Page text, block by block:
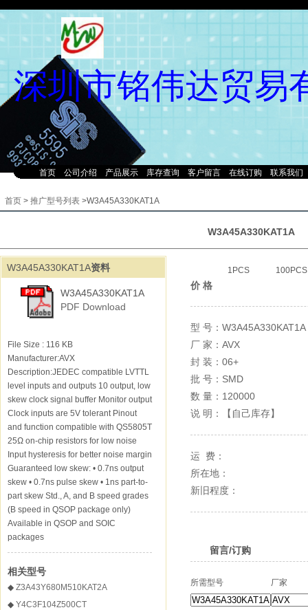
首页 公司介绍 产品展示 库存查询 客户留言 在线订购 联系我们
深圳市铭伟达贸易
首页 > 推广型号列表 >W3A45A330KAT1A
W3A45A330KAT1A
W3A45A330KAT1A资料
W3A45A330KAT1A
PDF Download
File Size : 116 KB
Manufacturer:AVX
Description:JEDEC compatible LVTTL
level inputs and outputs 10 output, low
skew clock signal buffer Monitor output
Clock inputs are 5V tolerant Pinout
and function compatible with QS5805T
25Ω on-chip resistors for low noise
Input hysteresis for better noise margin
Guaranteed low skew: • 0.7ns output
skew • 0.7ns pulse skew • 1ns part-to-
part skew Std., A, and B speed grades
(B speed in QSOP package only)
Available in QSOP and SOIC
packages
相关型号
◆ Z3A43Y680M510KAT2A
◆ Y4C3F104Z500CT
1PCS 100PCS
价 格
型 号：W3A45A330KAT1A
厂 家：AVX
封 装：06+
批 号： SMD
数 量： 120000
说 明：【自己库存】
运 费：
所在地：
新旧程度：
留言/订购
所需型号 厂家